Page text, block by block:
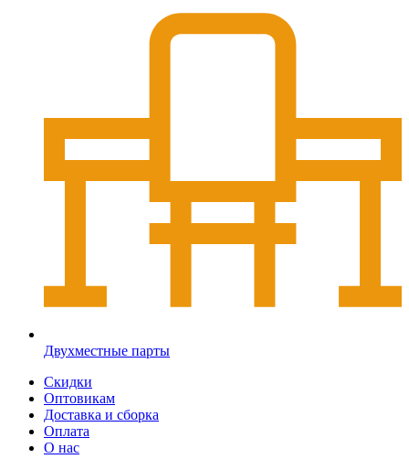
Двухместные парты
Скидки
Оптовикам
Доставка и сборка
Оплата
О нас